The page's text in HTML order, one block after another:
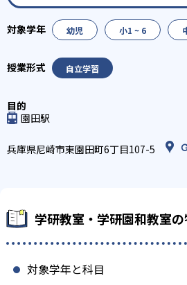
幼児 小1 ~ 6
自立学習
園田駅
兵庫県尼崎市東園田町6丁目107-5
学研教室・学研園和教室の
対象学年と科目